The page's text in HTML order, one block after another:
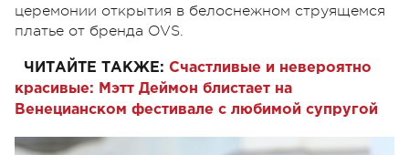
церемонии открытия в белоснежном струящемся
платье от бренда OVS.
ЧИТАЙТЕ ТАКЖЕ: Счастливые и невероятно
красивые: Мэтт Деймон блистает на
Венецианском фестивале с любимой супругой